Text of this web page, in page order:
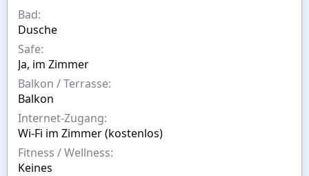
Bad
Dusche
Safe
Ja, im Zimmer
Balkon / Terrasse
Balkon
Internet-Zugang
Wi-Fi im Zimmer (kostenlos)
Fitness / Wellness
Keines